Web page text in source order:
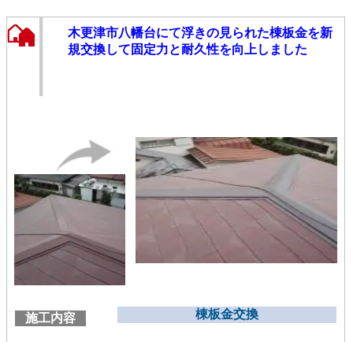
木更津市八幡台にて浮きの見られた棟板金を新
規交換して固定力と耐久性を向上しました
施工内容 棟板金交換